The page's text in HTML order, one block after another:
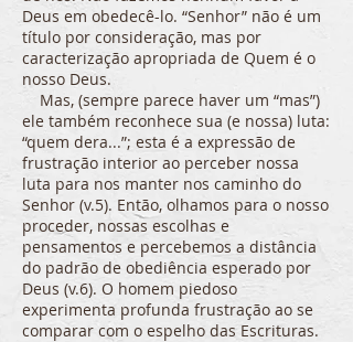
Deus em obedecê-lo. “Senhor” não é um
título por consideração, mas por
caracterização apropriada de Quem é o
nosso Deus.
Mas, (sempre parece haver um “mas”)
ele também reconhece sua (e nossa) luta:
“quem dera...”; esta é a expressão de
frustração interior ao perceber nossa
luta para nos manter nos caminho do
Senhor (v.5). Então, olhamos para o nosso
proceder, nossas escolhas e
pensamentos e percebemos a distância
do padrão de obediência esperado por
Deus (v.6). O homem piedoso
experimenta profunda frustração ao se
comparar com o espelho das Escrituras.